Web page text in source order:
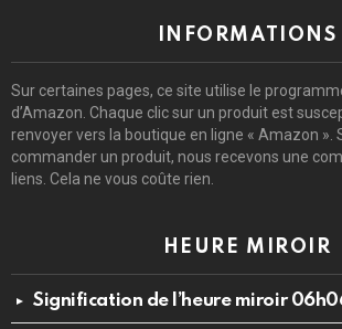
INFORMATIONS
Sur certaines pages, ce site utilise le
d’Amazon. Chaque clic sur un produit est
renvoyer vers la boutique en ligne « Amazon ».
commander un produit, nous recevons une
liens. Cela ne vous coûte rien.
HEURE MIROIR
Signification de l’heure miroir